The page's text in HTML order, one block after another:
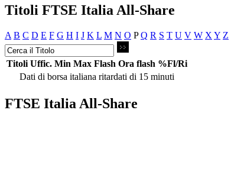
Titoli FTSE Italia All-Share
A B C D E F G H I J K L M N O PQ R S T U V W X Y Z
Titoli Uffic. Min Max Flash Ora flash %Fl/Ri
Dati di borsa italiana ritardati di 15 minuti
FTSE Italia All-Share